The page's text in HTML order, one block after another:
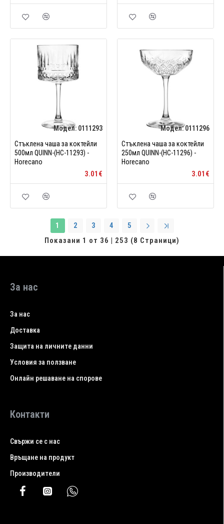
Модел: 0111293
Стъклена чаша за коктейли
500мл QUINN-(HC-11293) -
Horecano
3.01€
Модел:0111296
Стъклена чаша за коктейли
250мл QUINN-(HC-11296) -
Horecano
3.01€
1 2 3 4
5
Показани 1 от 36 | 253 (8 Страници)
За нас
За нас
Доставка
Защита на личните данни
Условия за ползване
Онлайн решаване на спорове
Контакти
Свържи се с нас
Връщане на продукт
Производители